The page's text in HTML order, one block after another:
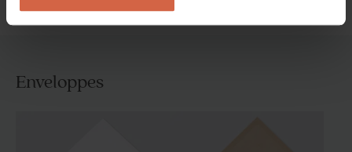
Enveloppes